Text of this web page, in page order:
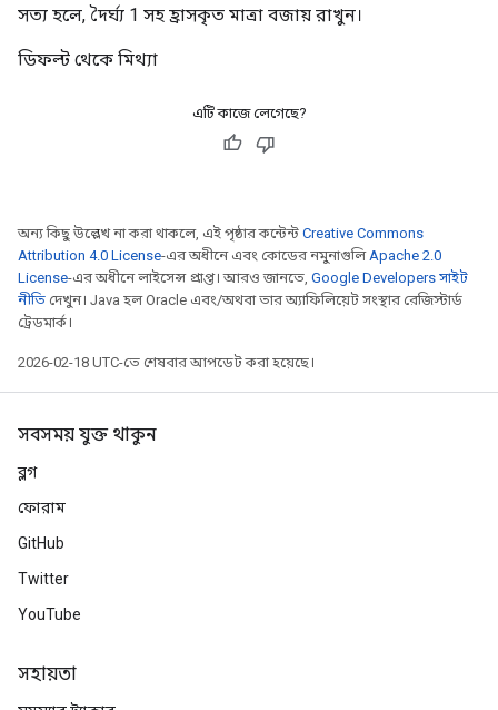
সত্য হলে, দৈর্ঘ্য 1 সহ হ্রাসকৃত মাত্রা বজায় রাখুন।
ডিফল্ট থেকে মিথ্যা
এটি কাজে লেগেছে?
অন্য কিছু উল্লেখ না করা থাকলে, এই পৃষ্ঠার কন্টেন্ট Creative Commons
Attribution 4.0 License-এর অধীনে এবং কোডের নমুনাগুলিApache 2.0
License-এর অধীনে লাইসেন্স প্রাপ্ত। আরও জানতে, Google Developers সাইট
নীতি দেখুন। Java হল Oracle এবং/অথবা তার অ্যাফিলিয়েট সংস্থার রেজিস্টার্ড
ট্রেডমার্ক।
2026-02-18 UTC-তে শেষবার আপডেট করা হয়েছে।
সবসময় যুক্ত থাকুন
ব্লগ
ফোরাম
GitHub
Twitter
YouTube
সহায়তা